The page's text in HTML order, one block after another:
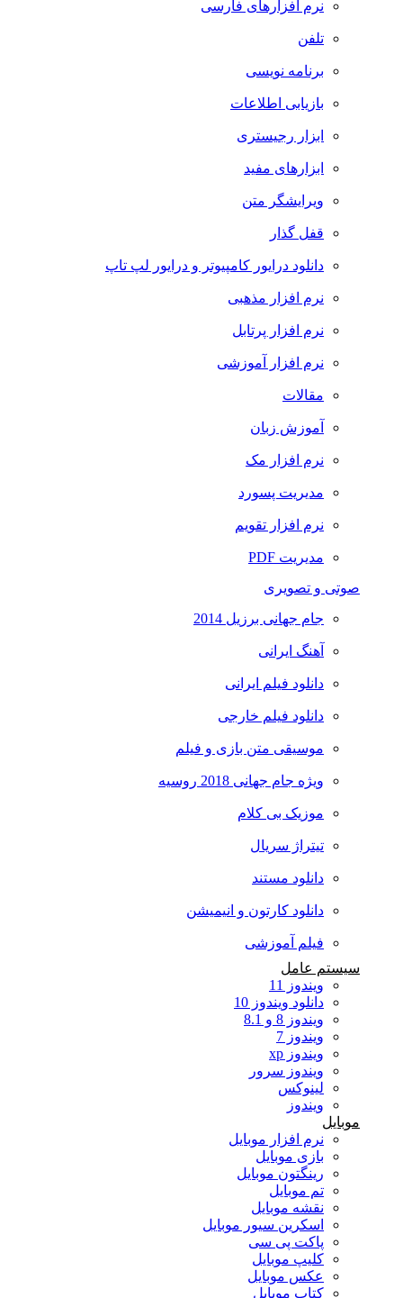
نرم افزارهای فارسی
تلفن
برنامه نویسی
بازیابی اطلاعات
ابزار رجیستری
ابزارهای مفید
ویرایشگر متن
قفل گذار
دانلود درایور کامپیوتر و درایور لپ تاپ
نرم افزار مذهبی
نرم افزار پرتابل
نرم افزار آموزشی
مقالات
آموزش زبان
نرم افزار مک
مدیریت پسورد
نرم افزار تقویم
مدیریت PDF
صوتی و تصویری
جام جهانی برزیل 2014
آهنگ ایرانی
دانلود فیلم ایرانی
دانلود فیلم خارجی
موسیقی متن بازی و فیلم
ویژه جام جهانی 2018 روسیه
موزیک بی کلام
تیتراژ سریال
دانلود مستند
دانلود کارتون و انیمیشن
فیلم آموزشی
سیستم عامل
ویندوز 11
دانلود ویندوز 10
ویندوز 8 و 8.1
ویندوز 7
ویندوز xp
ویندوز سرور
لینوکس
ویندوز
موبایل
نرم افزار موبایل
بازی موبایل
رینگتون موبایل
تم موبایل
نقشه موبایل
اسکرین سیور موبایل
پاکت پی سی
کلیپ موبایل
عکس موبایل
کتاب موبایل